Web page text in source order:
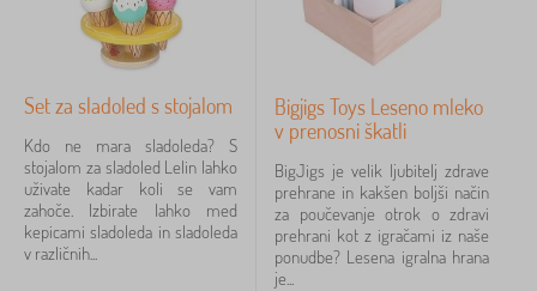
Set za sladoled s stojalom
Kdo ne mara sladoleda? S
stojalom za sladoled Lelin lahko
uživate kadar koli se vam
zahoče. Izbirate lahko med
kepicami sladoleda in sladoleda
v različnih...
Bigjigs Toys Leseno mleko
v prenosni škatli
BigJigs je velik ljubitelj zdrave
prehrane in kakšen boljši način
za poučevanje otrok o zdravi
prehrani kot z igračami iz naše
ponudbe? Lesena igralna hrana
je...